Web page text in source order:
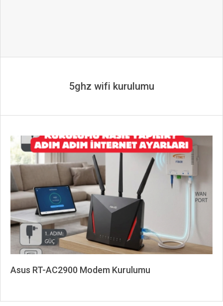
5ghz wifi kurulumu
Asus RT-AC2900 Modem Kurulumu